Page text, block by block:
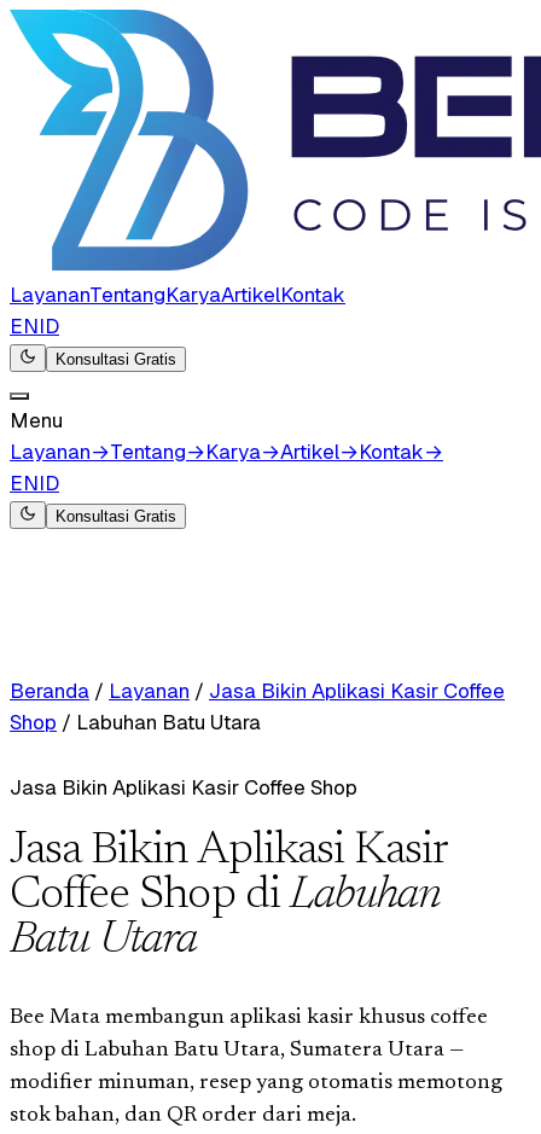
LayananTentangKaryaArtikelKontak
ENID
Konsultasi Gratis
Menu
Layanan→Tentang→Karya→Artikel→Kontak→
ENID
Konsultasi Gratis
Beranda / Layanan / Jasa Bikin Aplikasi Kasir Coffee
Shop / Labuhan Batu Utara
Jasa Bikin Aplikasi Kasir Coffee Shop
Jasa Bikin Aplikasi Kasir
Coffee Shop diLabuhan
Batu Utara
Bee Mata membangun aplikasi kasir khusus coffee
shop di Labuhan Batu Utara, Sumatera Utara —
modifier minuman, resep yang otomatis memotong
stok bahan, dan QR order dari meja.